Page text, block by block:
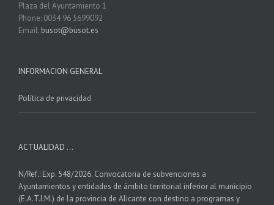
Plaza del Ayuntamiento 1
Phone: 0034 96 5699092
Email: busot@busot.es
INFORMACION GENERAL
Política de privacidad
ACTUALIDAD …
N/Ref.: Exp. 548/2026. Convocatoria de subvenciones a
Ayuntamientos y entidades de ámbito territorial inferior al municipio
(E.A.T.I.M.) de la provincia de Alicante con destino a programas y